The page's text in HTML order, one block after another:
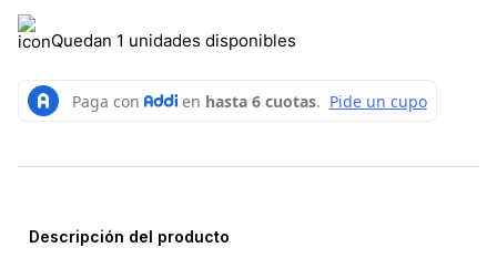
Quedan 1 unidades disponibles
Descripción del producto